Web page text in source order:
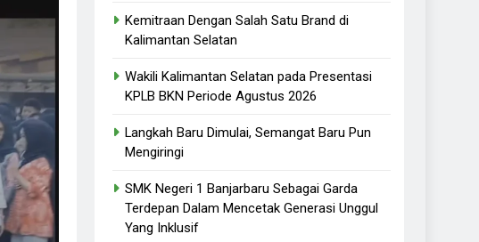
Kemitraan Dengan Salah Satu Brand di
Kalimantan Selatan
Wakili Kalimantan Selatan pada Presentasi
KPLB BKN Periode Agustus 2026
Langkah Baru Dimulai, Semangat Baru Pun
Mengiringi
SMK Negeri 1 Banjarbaru Sebagai Garda
Terdepan Dalam Mencetak Generasi Unggul
Yang Inklusif